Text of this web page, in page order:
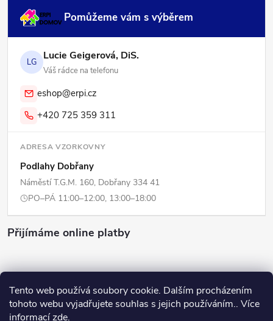
Tento web používá soubory cookie. Dalším procházením
tohoto webu vyjadřujete souhlas s jejich používáním.. Více
informacízde.
Pomůžeme vám s výběrem
LG Lucie Geigerová, DiS.
Váš rádce na telefonu
eshop@erpi.cz
+420 725 359 311
ADRESA VZORKOVNY
Podlahy Dobřany
Náměstí T.G.M. 160, Dobřany 334 41
PO–PÁ 11:00–12:00, 13:00–18:00
Přijímáme online platby
Copyright 2026ERPI - Domov. Všechna práva vyhrazena.Upravit